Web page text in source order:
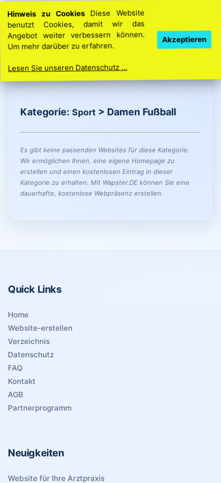
Ihre Idee. Ihre Homepage. So einfach geht’s
Kategorie: Sport > Damen Fußball
Es gibt keine passenden Websites für diese Kategorie.
Wir ermöglichen Ihnen, eine eigene Homepage zu
erstellen und einen kostenlosen Eintrag in dieser
Kategorie zu erhalten. Mit Wapster.DE können Sie eine
dauerhafte, kostenlose Webpräsenz erstellen.
Quick Links
Home
Website-erstellen
Verzeichnis
Datenschutz
FAQ
Kontakt
AGB
Partnerprogramm
Neuigkeiten
Website für Ihre Arztpraxis
Hinweis zu CookiesDiese Website
benutzt Cookies, damit wir das
Angebot weiter verbessern können.
Um mehr darüber zu erfahren.
Lesen Sie unseren Datenschutz ...
Akzeptieren